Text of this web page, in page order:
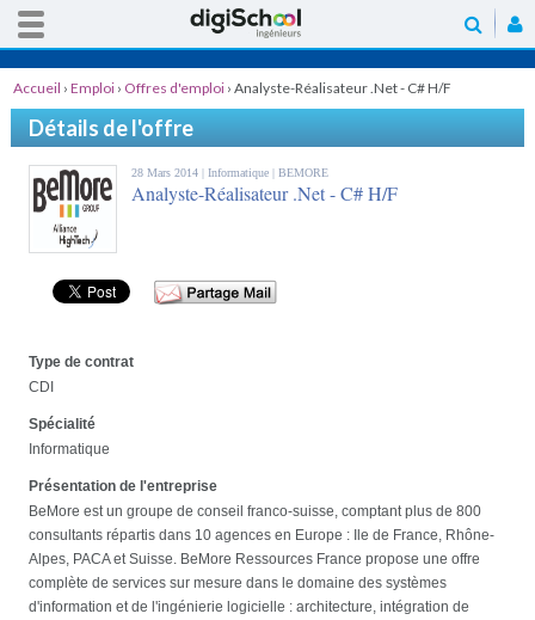
Accueil › Emploi › Offres d'emploi › Analyste-Réalisateur .Net - C# H/F
Détails de l'offre
28 Mars 2014 | Informatique | BEMORE
Analyste-Réalisateur .Net - C# H/F
Type de contrat
CDI
Spécialité
Informatique
Présentation de l'entreprise
BeMore est un groupe de conseil franco-suisse, comptant plus de 800
consultants répartis dans 10 agences en Europe : Ile de France, Rhône-
Alpes, PACA et Suisse. BeMore Ressources France propose une offre
complète de services sur mesure dans le domaine des systèmes
d'information et de l'ingénierie logicielle : architecture, intégration de